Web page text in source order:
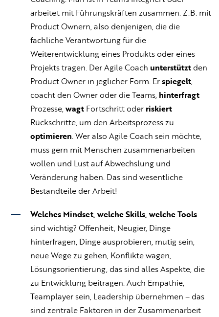
arbeitet mit Führungskräften zusammen. Z.B. mit
Product Ownern, also denjenigen, die die
fachliche Verantwortung für die
Weiterentwicklung eines Produkts oder eines
Projekts tragen. Der Agile Coach unterstützt den
Product Owner in jeglicher Form. Erspiegelt
coacht den Owner oder die Teams, hinterfragt
Prozesse, wagt Fortschritt oder riskiert
Rückschritte, um den Arbeitsprozess zu
optimieren . Wer also Agile Coach sein möchte,
muss gern mit Menschen zusammenarbeiten
wollen und Lust auf Abwechslung und
Veränderung haben. Das sind wesentliche
Bestandteile der Arbeit!
Welches Mindset, welche Skills, welche Tools
sind wichtig? Offenheit, Neugier, Dinge
hinterfragen, Dinge ausprobieren, mutig sein,
neue Wege zu gehen, Konflikte wagen,
Lösungsorientierung, das sind alles Aspekte, die
zu Entwicklung beitragen. Auch Empathie,
Teamplayer sein, Leadership übernehmen – das
sind zentrale Faktoren in der Zusammenarbeit